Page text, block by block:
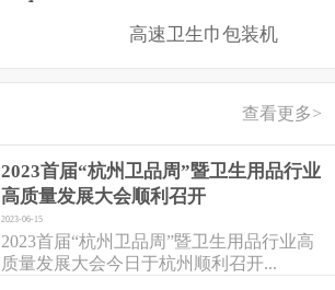
高速卫生巾包装机
查看更多>
2023首届“杭州卫品周”暨卫生用品行业
高质量发展大会顺利召开
2023-06-15
2023首届“杭州卫品周”暨卫生用品行业高
质量发展大会今日于杭州顺利召开...